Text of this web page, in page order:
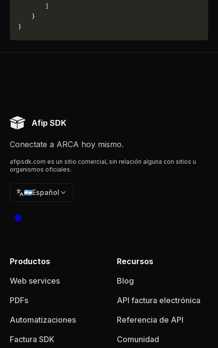
    }
}
Afip SDK
Conectate a ARCA hoy mismo.
afipsdk.com es un sitio comercial, sin relación alguna con sitios u
organismos oficiales.
🇦🇷Español
Productos
Web services
PDFs
Automatizaciones
Factura SDK
Recursos
Blog
API factura electrónica
Referencia de API
Comunidad